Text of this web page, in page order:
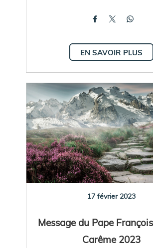
EN SAVOIR PLUS
17 février 2023
Message du Pape
Carême 2023